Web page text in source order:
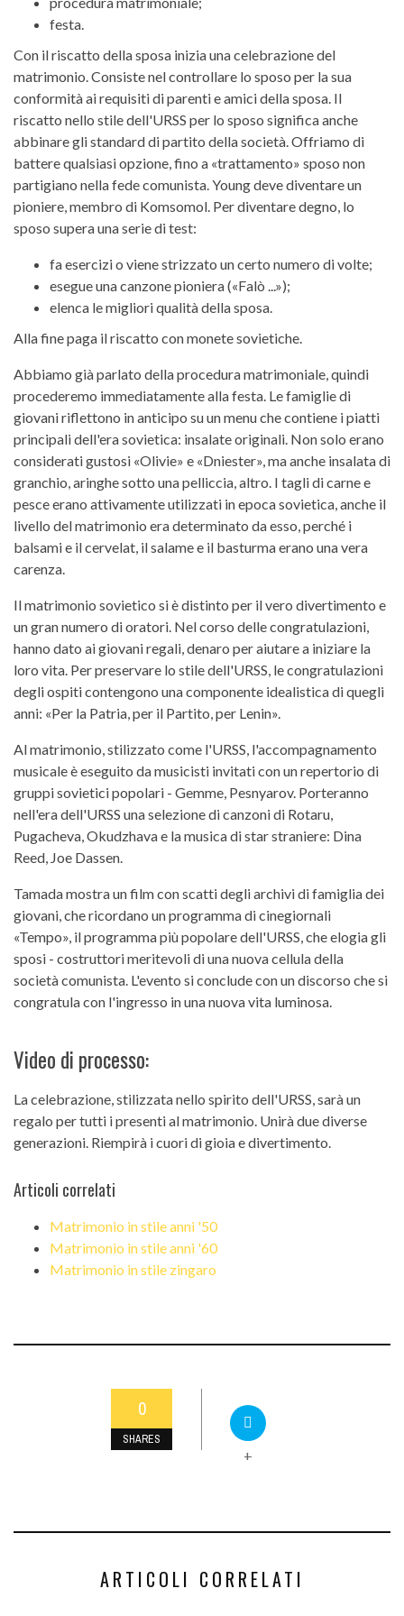
festa.
Con il riscatto della sposa inizia una celebrazione del
matrimonio. Consiste nel controllare lo sposo per la sua
conformità ai requisiti di parenti e amici della sposa. Il
riscatto nello stile dell'URSS per lo sposo significa anche
abbinare gli standard di partito della società. Offriamo di
battere qualsiasi opzione, fino a «trattamento» sposo non
partigiano nella fede comunista. Young deve diventare un
pioniere, membro di Komsomol. Per diventare degno, lo
sposo supera una serie di test:
fa esercizi o viene strizzato un certo numero di volte;
esegue una canzone pioniera («Falò ...»);
elenca le migliori qualità della sposa.
Alla fine paga il riscatto con monete sovietiche.
Abbiamo già parlato della procedura matrimoniale, quindi
procederemo immediatamente alla festa. Le famiglie di
giovani riflettono in anticipo su un menu che contiene i piatti
principali dell'era sovietica: insalate originali. Non solo erano
considerati gustosi «Olivie» e «Dniester», ma anche insalata di
granchio, aringhe sotto una pelliccia, altro. I tagli di carne e
pesce erano attivamente utilizzati in epoca sovietica, anche il
livello del matrimonio era determinato da esso, perché i
balsami e il cervelat, il salame e il basturma erano una vera
carenza.
Il matrimonio sovietico si è distinto per il vero divertimento e
un gran numero di oratori. Nel corso delle congratulazioni,
hanno dato ai giovani regali, denaro per aiutare a iniziare la
loro vita. Per preservare lo stile dell'URSS, le congratulazioni
degli ospiti contengono una componente idealistica di quegli
anni: «Per la Patria, per il Partito, per Lenin».
Al matrimonio, stilizzato come l'URSS, l'accompagnamento
musicale è eseguito da musicisti invitati con un repertorio di
gruppi sovietici popolari - Gemme, Pesnyarov. Porteranno
nell'era dell'URSS una selezione di canzoni di Rotaru,
Pugacheva, Okudzhava e la musica di star straniere: Dina
Reed, Joe Dassen.
Tamada mostra un film con scatti degli archivi di famiglia dei
giovani, che ricordano un programma di cinegiornali
«Tempo», il programma più popolare dell'URSS, che elogia gli
sposi - costruttori meritevoli di una nuova cellula della
società comunista. L'evento si conclude con un discorso che si
congratula con l'ingresso in una nuova vita luminosa.
Video di processo:
La celebrazione, stilizzata nello spirito dell'URSS, sarà un
regalo per tutti i presenti al matrimonio. Unirà due diverse
generazioni. Riempirà i cuori di gioia e divertimento.
Articoli correlati
Matrimonio in stile anni '50
Matrimonio in stile anni '60
Matrimonio in stile zingaro
0
SHARES
+
ARTICOLI CORRELATI